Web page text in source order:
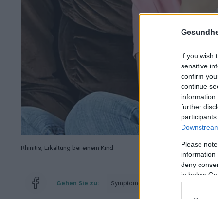
If you wish
sensitive
confirm
continue
information
further
Please
information
deny
in below
Rhinitis, Erkältung bei einem Kind
Gehen Sie zu: Symptomen und ablauf Wann